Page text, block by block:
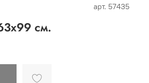
арт. 57435
см.